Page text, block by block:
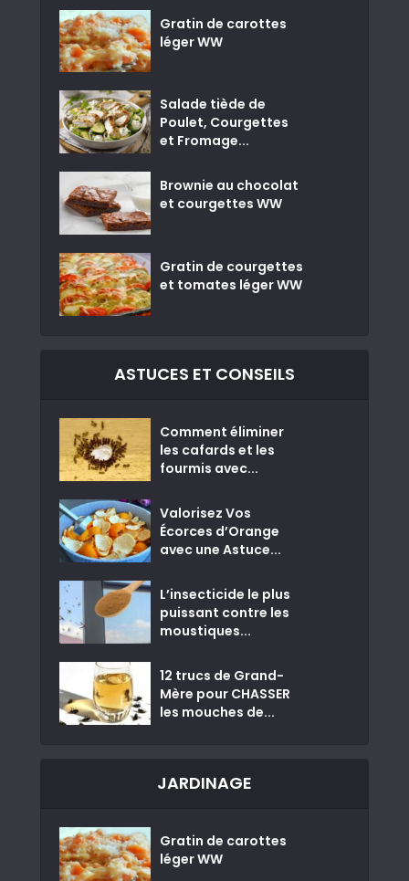
Gratin de carottes
léger WW
Salade tiède de
Poulet, Courgettes
et Fromage...
Brownie au chocolat
et courgettes WW
Gratin de courgettes
et tomates léger WW
ASTUCES ET CONSEILS
Comment éliminer
les cafards et les
fourmis avec...
Valorisez Vos
Écorces d’Orange
avec une Astuce...
L’insecticide le plus
puissant contre les
moustiques...
12 trucs de Grand-
Mère pour CHASSER
les mouches de...
JARDINAGE
Gratin de carottes
léger WW